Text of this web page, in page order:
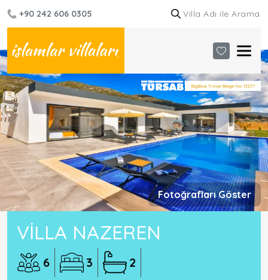
+90 242 606 0305
Fotoğrafları Göster
VILLA NAZEREN
6 3 2